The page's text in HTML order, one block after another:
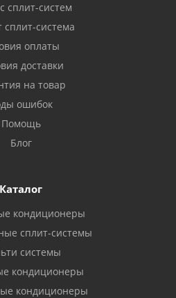
сплит-систем
сплит-система
оплаты
доставки
на товар
ошибок
Помощь
Блог
Каталог
кондиционеры
сплит-системы
системы
кондиционеры
кондиционеры